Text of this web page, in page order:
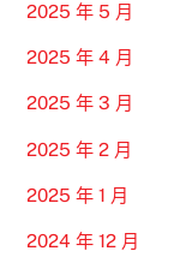
2025 年 5 月
2025 年 4 月
2025 年 3 月
2025 年 2 月
2025 年 1 月
2024 年 12 月